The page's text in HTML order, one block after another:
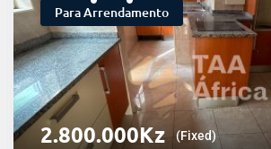
Para Arrendamento
2.800.000Kz (Fixed)